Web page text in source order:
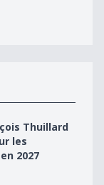
élections en
Thuillard
les
2027